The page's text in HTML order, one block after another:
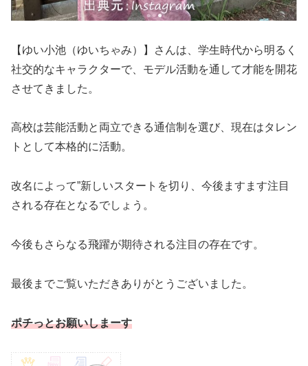
【ゆい小池（ゆいちゃみ）】さんは、学生時代から明るく
社交的なキャラクターで、モデル活動を通して才能を開花
させてきました。
高校は芸能活動と両立できる通信制を選び、現在はタレン
トとして本格的に活動。
改名によって”新しいスタートを切り、今後ますます注目
される存在となるでしょう。
今後もさらなる飛躍が期待される注目の存在です。
最後までご覧いただきありがとうございました。
ポチっとお願いしまーす